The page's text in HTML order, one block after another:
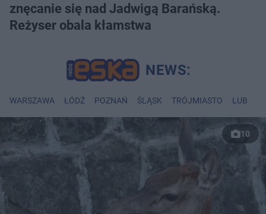
znęcanie się nad Jadwigą Barańską.
Reżyser obala kłamstwa
WARSZAWA ŁÓDŹ POZNAŃ ŚLĄSK TRÓJMIASTO LUBLIN
10